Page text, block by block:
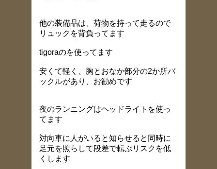
他の装備品は、荷物を持って走るので
リュックを背負ってます
tigoraのを使ってます
安くて軽く、胸とおなか部分の2か所バ
ックルがあり、お勧めです
夜のランニングはヘッドライトを使っ
てます
対向車に人がいると知らせると同時に
足元を照らして段差で転ぶリスクを低
くします